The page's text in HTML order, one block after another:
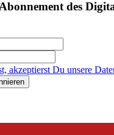
des
akzeptierst Du unsere